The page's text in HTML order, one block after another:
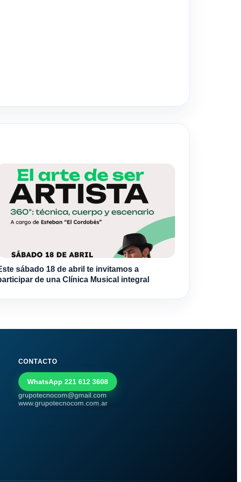
sábado 18 de abril te invitamos a
de una Clínica Musical integral
CONTACTO
WhatsApp 221 612 3608
grupotecnocom@gmail.com
www.grupotecnocom.com.ar